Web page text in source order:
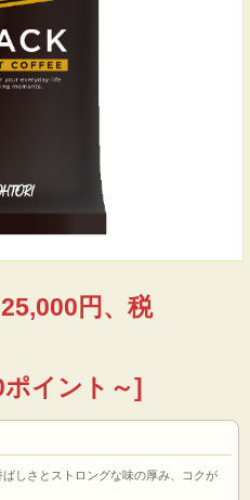
円、税
イント～]
しさとストロングな味の厚み、コクが